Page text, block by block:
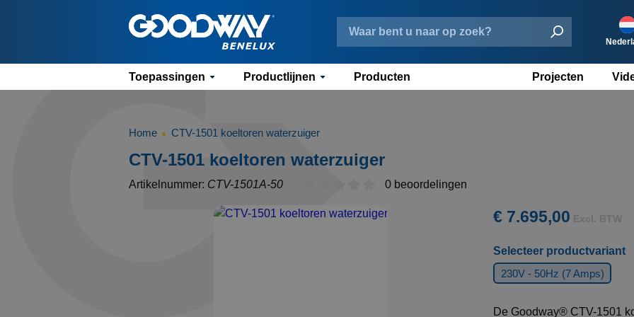
Toepassingen Productlijnen Producten Projecten
Home CTV-1501 koeltoren waterzuiger
CTV-1501 koeltoren waterzuiger
Artikelnummer: CTV-1501A-50 0 beoordelingen
€ 7.695,00 Excl. BTW
Selecteer productvariant
230V - 50Hz (7 Amps)
De Goodway® CTV-1501